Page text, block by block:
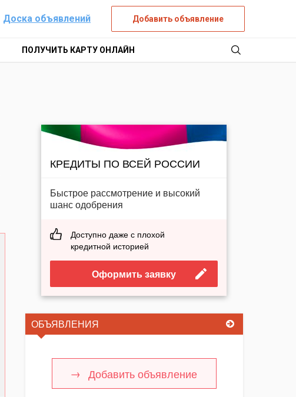
Доска объявлений Добавить объявление
ПОЛУЧИТЬ КАРТУ ОНЛАЙН
КРЕДИТЫ ПО ВСЕЙ РОССИИ
Быстрое рассмотрение и высокий
шанс одобрения
Доступно даже с плохой
кредитной историей
Оформить заявку
ОБЪЯВЛЕНИЯ
Добавить объявление